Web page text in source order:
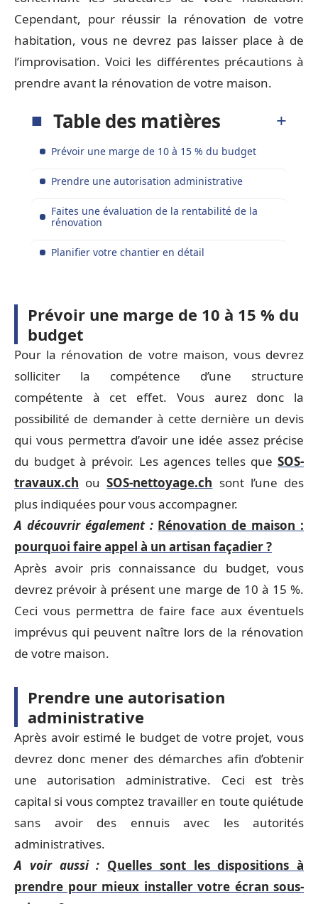
Cependant, pour réussir la rénovation de votre
habitation, vous ne devrez pas laisser place à de
l’improvisation. Voici les différentes précautions à
prendre avant la rénovation de votre maison.
Table des matières
Prévoir une marge de 10 à 15 % du budget
Prendre une autorisation administrative
Faites une évaluation de la rentabilité de la
rénovation
Planifier votre chantier en détail
Prévoir une marge de 10 à 15 % du
budget
Pour la rénovation de votre maison, vous devrez
solliciter la compétence d’une structure
compétente à cet effet. Vous aurez donc la
possibilité de demander à cette dernière un devis
qui vous permettra d’avoir une idée assez précise
du budget à prévoir. Les agences telles que SOS-
travaux.ch ouSOS-nettoyage.ch sont l’une des
plus indiquées pour vous accompagner.
A découvrir également : Rénovation de maison :
pourquoi faire appel à un artisan façadier ?
Après avoir pris connaissance du budget, vous
devrez prévoir à présent une marge de 10 à 15 %.
Ceci vous permettra de faire face aux éventuels
imprévus qui peuvent naître lors de la rénovation
de votre maison.
Prendre une autorisation
administrative
Après avoir estimé le budget de votre projet, vous
devrez donc mener des démarches afin d’obtenir
une autorisation administrative. Ceci est très
capital si vous comptez travailler en toute quiétude
sans avoir des ennuis avec les autorités
administratives.
A voir aussi : Quelles sont les dispositions à
prendre pour mieux installer votre écran sous-